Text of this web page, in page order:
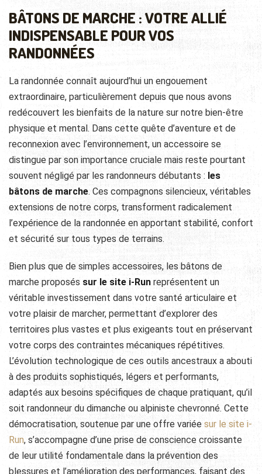
BÂTONS DE MARCHE : VOTRE ALLIÉ
INDISPENSABLE POUR VOS
RANDONNÉES
La randonnée connaît aujourd’hui un engouement
extraordinaire, particulièrement depuis que nous avons
redécouvert les bienfaits de la nature sur notre bien-être
physique et mental. Dans cette quête d’aventure et de
reconnexion avec l’environnement, un accessoire se
distingue par son importance cruciale mais reste pourtant
souvent négligé par les randonneurs débutants : les
bâtons de marche. Ces compagnons silencieux, véritables
extensions de notre corps, transforment radicalement
l’expérience de la randonnée en apportant stabilité, confort
et sécurité sur tous types de terrains.
Bien plus que de simples accessoires, les bâtons de
marche proposés sur le site i-Run représentent un
véritable investissement dans votre santé articulaire et
votre plaisir de marcher, permettant d’explorer des
territoires plus vastes et plus exigeants tout en préservant
votre corps des contraintes mécaniques répétitives.
L’évolution technologique de ces outils ancestraux a abouti
à des produits sophistiqués, légers et performants,
adaptés aux besoins spécifiques de chaque pratiquant, qu’il
soit randonneur du dimanche ou alpiniste chevronné. Cette
démocratisation, soutenue par une offre variée sur le site i-
Run, s’accompagne d’une prise de conscience croissante
de leur utilité fondamentale dans la prévention des
blessures et l’amélioration des performances, faisant des